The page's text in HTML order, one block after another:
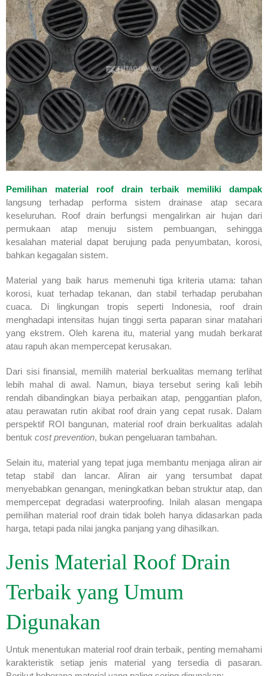
Pemilihan material roof drain terbaik memiliki dampak
langsung terhadap performa sistem drainase atap secara
keseluruhan. Roof drain berfungsi mengalirkan air hujan dari
permukaan atap menuju sistem pembuangan, sehingga
kesalahan material dapat berujung pada penyumbatan, korosi,
bahkan kegagalan sistem.
Material yang baik harus memenuhi tiga kriteria utama: tahan
korosi, kuat terhadap tekanan, dan stabil terhadap perubahan
cuaca. Di lingkungan tropis seperti Indonesia, roof drain
menghadapi intensitas hujan tinggi serta paparan sinar matahari
yang ekstrem. Oleh karena itu, material yang mudah berkarat
atau rapuh akan mempercepat kerusakan.
Dari sisi finansial, memilih material berkualitas memang terlihat
lebih mahal di awal. Namun, biaya tersebut sering kali lebih
rendah dibandingkan biaya perbaikan atap, penggantian plafon,
atau perawatan rutin akibat roof drain yang cepat rusak. Dalam
perspektif ROI bangunan, material roof drain berkualitas adalah
bentuk cost prevention, bukan pengeluaran tambahan.
Selain itu, material yang tepat juga membantu menjaga aliran air
tetap stabil dan lancar. Aliran air yang tersumbat dapat
menyebabkan genangan, meningkatkan beban struktur atap, dan
mempercepat degradasi waterproofing. Inilah alasan mengapa
pemilihan material roof drain tidak boleh hanya didasarkan pada
harga, tetapi pada nilai jangka panjang yang dihasilkan.
Jenis Material Roof Drain
Terbaik yang Umum
Digunakan
Untuk menentukan material roof drain terbaik, penting memahami
karakteristik setiap jenis material yang tersedia di pasaran.